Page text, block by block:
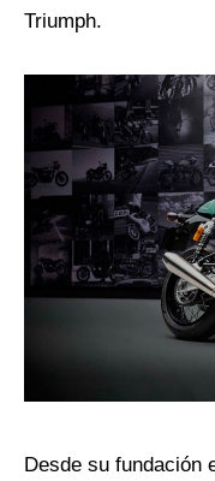
Triumph.
Desde su fundación